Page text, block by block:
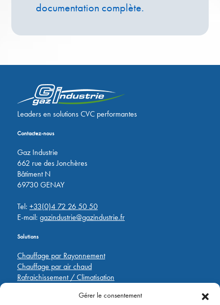
Gérer le consentement
documentation complète.
Leaders en solutions CVC performantes
Contactez-nous
Gaz Industrie
662 rue des Jonchères
Bâtiment N
69730 GENAY
Tel: +33(0)4 72 26 50 50
E-mail: gazindustrie@gazindustrie.fr
Solutions
Chauffage par Rayonnement
Chauffage par air chaud
Rafraichissement / Climatisation